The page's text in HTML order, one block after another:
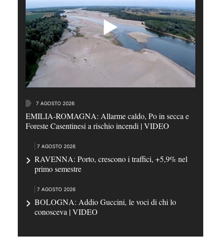
7 AGOSTO 2026
EMILIA-ROMAGNA: Allarme caldo, Po in secca e
Foreste Casentinesi a rischio incendi | VIDEO
7 AGOSTO 2026
RAVENNA: Porto, crescono i traffici, +5,9% nel
primo semestre
7 AGOSTO 2026
BOLOGNA: Addio Guccini, le voci di chi lo
conosceva | VIDEO